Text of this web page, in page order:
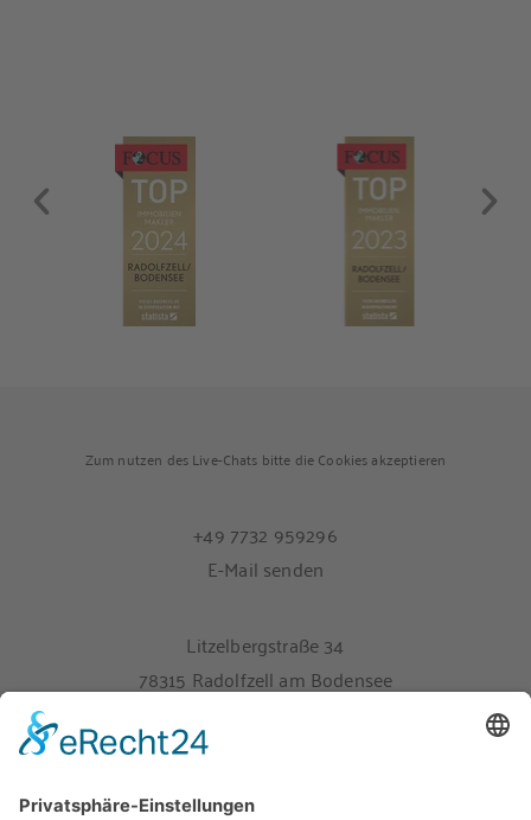
Zum nutzen des Live-Chats bitte die Cookies akzeptieren
+49 7732 959296
E-Mail senden
Litzelbergstraße 34
78315 Radolfzell am Bodensee
Melden Sie sich hier für unseren Newsletter an